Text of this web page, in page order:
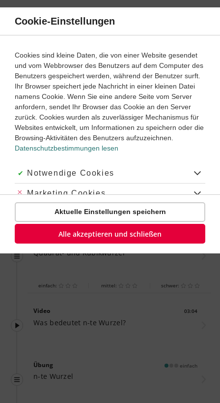
Direkt
Inhalt
Mathematik 8. ‐ 10. Klasse
Wurzeln
Dauer: 55 Minuten
Empfohlen von
Tutorin Monica
VIDEOS, AUFGABEN UND ÜBUNGEN ZUGEHÖRIGE KLASSENARBEITEN
Dauer:
einfach
Quadrat- und Kubikwurzel
einfach: mittel: schwer:
Video 03:04
Was bedeutet n-te Wurzel?
Übung einfach
n-te Wurzel
Cookie-Einstellungen
Cookies sind kleine Daten, die von einer Website gesendet
und vom Webbrowser des Benutzers auf dem Computer des
Benutzers gespeichert werden, während der Benutzer surft.
Ihr Browser speichert jede Nachricht in einer kleinen Datei
namens Cookie. Wenn Sie eine andere Seite vom Server
anfordern, sendet Ihr Browser das Cookie an den Server
zurück. Cookies wurden als zuverlässiger Mechanismus für
Websites entwickelt, um Informationen zu speichern oder die
Browsing-Aktivitäten des Benutzers aufzuzeichnen.
Datenschutzbestimmungen lesen
Akzeptiert:
Notwendige Cookies
Abgelehnt:
Marketing Cookies
Abgelehnt:
Personalisierungs-Cookies
Aktuelle Einstellungen speichern
Alle akzeptieren und schließen